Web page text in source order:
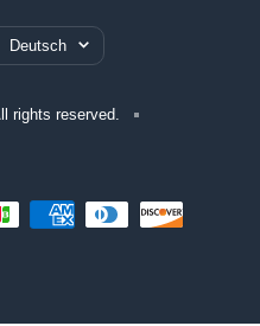
Sprache
Deutsch
rights reserved.